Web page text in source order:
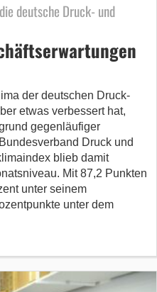
deutsche Druck- und
der deutschen Druck-
etwas verbessert hat,
gegenläufiger
Druck und
blieb damit
Mit 87,2 Punkten
unter seinem
unter dem